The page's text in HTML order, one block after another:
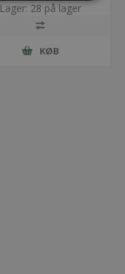
Lager: 28 på lager
KØB